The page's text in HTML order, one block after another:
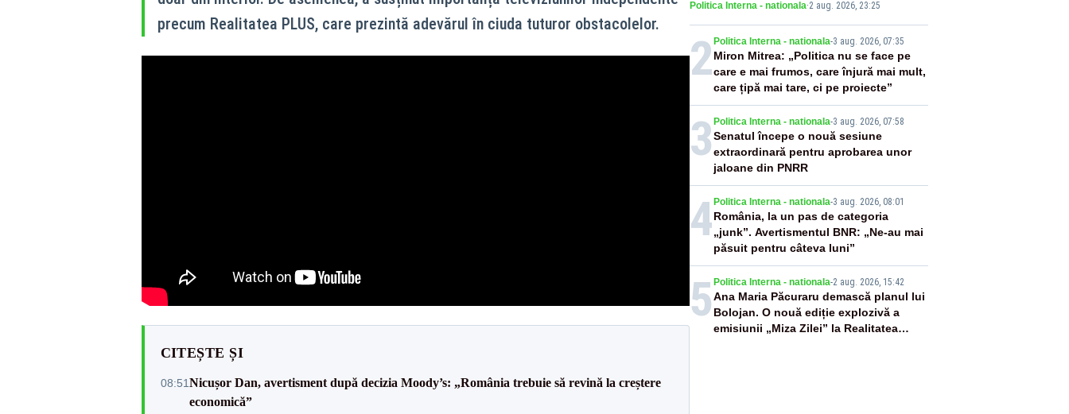
precum Realitatea PLUS, care prezintă adevărul în ciuda tuturor obstacolelor.
CITEȘTE ȘI
08:51Nicușor Dan, avertisment după decizia Moody’s: „România trebuie să revină la creștere
economică”
portiță?”
Politica Interna - nationala·2 aug. 2026, 23:25
2 Politica Interna - nationala-3 aug. 2026, 07:35
Miron Mitrea: „Politica nu se face pe
care e mai frumos, care înjură mai mult,
care țipă mai tare, ci pe proiecte”
3 Politica Interna - nationala-3 aug. 2026, 07:58
Senatul începe o nouă sesiune
extraordinară pentru aprobarea unor
jaloane din PNRR
4 Politica Interna - nationala-3 aug. 2026, 08:01
România, la un pas de categoria
„junk”. Avertismentul BNR: „Ne-au mai
păsuit pentru câteva luni”
5 Politica Interna - nationala-2 aug. 2026, 15:42
Ana Maria Păcuraru demască planul lui
Bolojan. O nouă ediție explozivă a
emisiunii „Miza Zilei” la Realitatea